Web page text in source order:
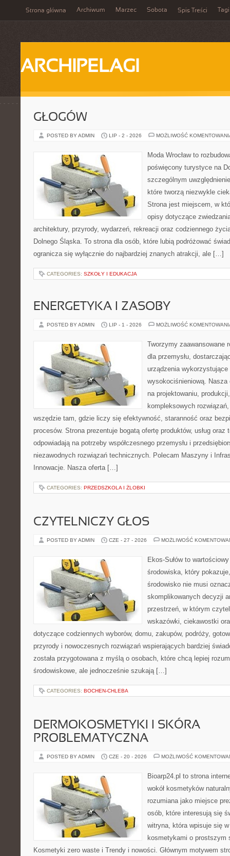
Strona główna Archiwum Marzec Sobota Spis Treści Tagi
ARCHIPELAGI
GŁOGÓW
POSTED BY ADMIN LIP - 2 - 2026 MOŻLIWOŚĆ
Moda Wrocław to
poświęcony turystyce na
szczególnym
które tworzą niezwykle
Strona jest miejscem, w
opisy dotyczące
architektury, przyrody, wydarzeń, rekreacji oraz codziennego
Dolnego Śląska. To strona dla osób, które lubią podróżować
ogranicza się wyłącznie do najbardziej znanych atrakcji, ale […]
CATEGORIES: SZKOŁY I EDUKACJA
ENERGETYKA I ZASOBY
POSTED BY ADMIN LIP - 1 - 2026 MOŻLIWOŚĆ
Tworzymy zaawansowane
dla przemysłu,
urządzenia wykorzystujące
wysokociśnieniową. Nasza
na projektowaniu,
kompleksowych
wszędzie tam, gdzie liczy się efektywność, staranność oraz
procesów. Strona prezentuje bogatą ofertę produktów, usług oraz
odpowiadają na potrzeby współczesnego przemysłu i
niezawodnych rozwiązań technicznych. Polecam Maszyny i
Innowacje. Nasza oferta […]
CATEGORIES: PRZEDSZKOLA I ŻLOBKI
CZYTELNICZY GŁOS
POSTED BY ADMIN CZE - 27 - 2026 MOŻLIWOŚĆ
Ekos-Sułów to
środowiska, który
środowisko nie musi
skomplikowanych decyzji
przestrzeń, w którym
wskazówki, ciekawostki
dotyczące codziennych wyborów, domu, zakupów, podróży,
przyrody i nowoczesnych rozwiązań wspierających bardziej
została przygotowana z myślą o osobach, które chcą lepiej
środowiskowe, ale jednocześnie szukają […]
CATEGORIES: BOCHEN-CHLEBA
DERMOKOSMETYKI I SKÓRA
PROBLEMATYCZNA
POSTED BY ADMIN CZE - 20 - 2026 MOŻLIWOŚĆ
Bioarp24.pl to strona
wokół kosmetyków
rozumiana jako miejsce
osób, które interesują się
witryna, która wpisuje się
kosmetykami o prostszym
Kosmetyki zero waste i Trendy i nowości. Głównym motywem